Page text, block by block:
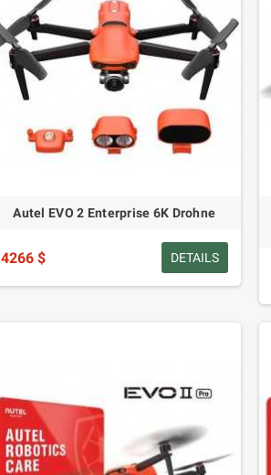
Autel EVO 2 Enterprise 6K Drohne
4266 $ DETAILS